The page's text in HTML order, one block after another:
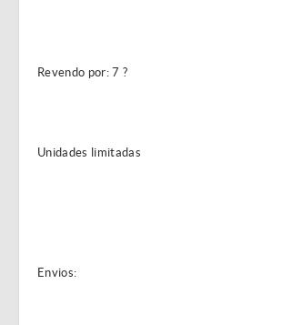
Revendo por: 7 ?
Unidades limitadas
Envios: